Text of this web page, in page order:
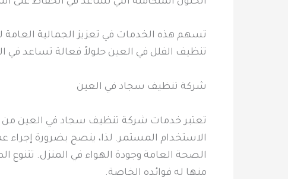
تسهم هذه الخدمات في تعزيز الجمالية
تنظيف الفلل في العين حلولاً فعالة تساعد في
شركة تنظيف سجاد في العين
تعتبر خدمات شركة تنظيف سجاد في العين من
الاستخدام المستمر. لذا، ينصح بضرورة
الصحة العامة وجودة الهواء في المنزل.
منها له فوائده الخاصة.